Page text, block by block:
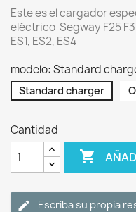
Este es el cargador
eléctrico Segway F25
ES1, ES2, ES4
modelo: Standard
Standard charger
Cantidad

Escriba su propia